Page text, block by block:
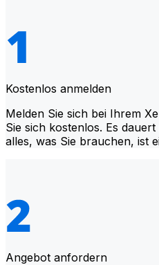
Kostenlos anmelden
Melden Sie sich bei Ihrem
Sie sich kostenlos. Es
alles, was Sie brauchen, ist
Angebot anfordern